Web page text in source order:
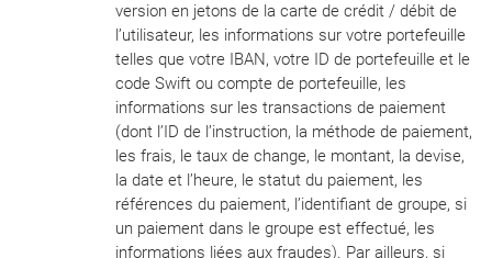
version en jetons de la carte de crédit / débit de
l’utilisateur, les informations sur votre portefeuille
telles que votre IBAN, votre ID de portefeuille et le
code Swift ou compte de portefeuille, les
informations sur les transactions de paiement
(dont l’ID de l’instruction, la méthode de paiement,
les frais, le taux de change, le montant, la devise,
la date et l’heure, le statut du paiement, les
références du paiement, l’identifiant de groupe, si
un paiement dans le groupe est effectué, les
informations liées aux fraudes). Par ailleurs, si